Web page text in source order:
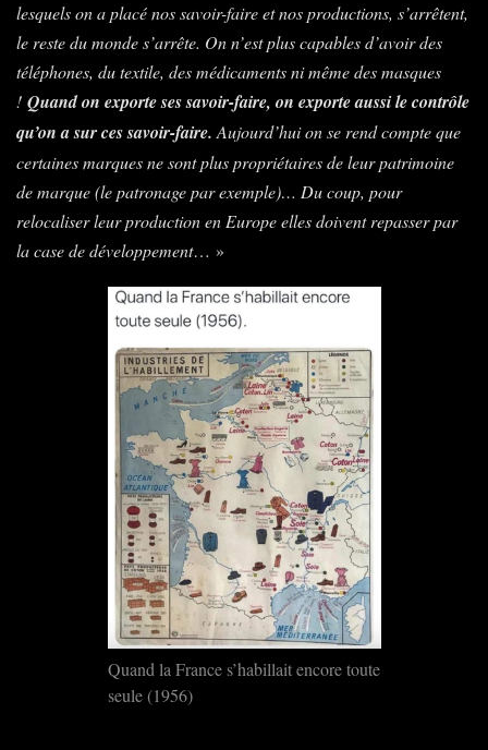
lesquels on a placé nos savoir-faire et nos productions, s’arrêtent,
le reste du monde s’arrête. On n’est plus capables d’avoir des
téléphones, du textile, des médicaments ni même des masques
! Quand on exporte ses savoir-faire, on exporte aussi le contrôle
qu’on a sur ces savoir-faire.Aujourd’hui on se rend compte que
certaines marques ne sont plus propriétaires de leur patrimoine
de marque (le patronage par exemple)… Du coup, pour
relocaliser leur production en Europe elles doivent repasser par
la case de développement… »
Quand la France s’habillait encore toute
seule (1956)